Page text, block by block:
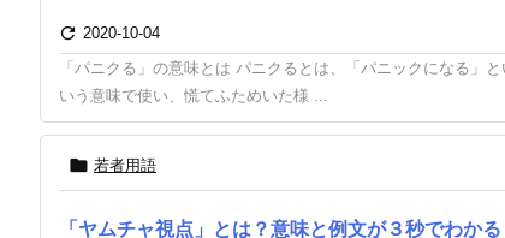
 2020-10-04
「パニクる」の意味とは パニクるとは、「パニックになる」
いう意味で使い、慌てふためいた様 ...
 若者用語
「ヤムチャ視点」とは？意味と例文が３秒でわかる